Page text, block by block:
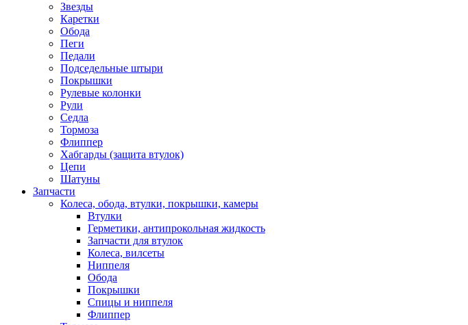
Звезды
Каретки
Обода
Пеги
Педали
Подседельные штыри
Покрышки
Рулевые колонки
Рули
Седла
Тормоза
Флиппер
Хабгарды (защита втулок)
Цепи
Шатуны
Запчасти
Колеса, обода, втулки, покрышки, камеры
Втулки
Герметики, антипрокольная жидкость
Запчасти для втулок
Колеса, вилсеты
Ниппеля
Обода
Покрышки
Спицы и ниппеля
Флиппер